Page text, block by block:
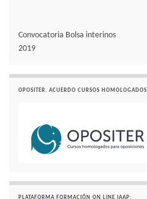
Convocatoria Bolsa interinos
2019
OPOSITER. ACUERDO CURSOS HOMOLOGADOS
PLATAFORMA FORMACIÓN ON LINE IAAP: